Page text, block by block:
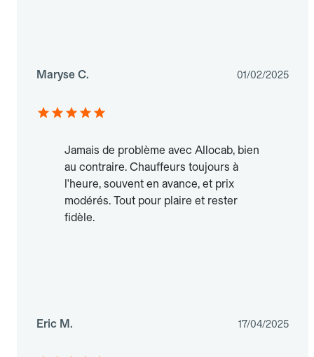
Maryse C. 01/02/2025
Jamais de problème avec Allocab, bien
au contraire. Chauffeurs toujours à
l'heure, souvent en avance, et prix
modérés. Tout pour plaire et rester
fidèle.
Eric M. 17/04/2025